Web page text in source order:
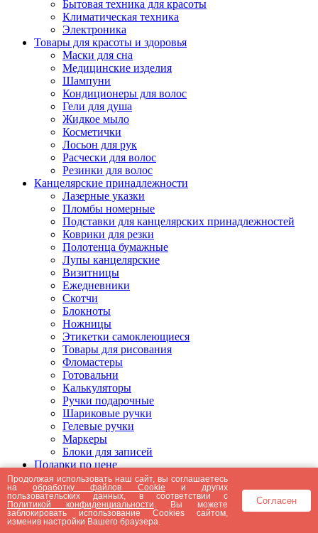
Бытовая техника для красоты
Климатическая техника
Электроника
Товары для красоты и здоровья
Маски для сна
Медицинские изделия
Шампуни
Кондиционеры для волос
Гели для душа
Жидкое мыло
Косметички
Лосьон для рук
Расчески для волос
Резинки для волос
Канцелярские принадлежности
Лазерные указки
Пломбы номерные
Подставки для канцелярских принадлежностей
Коврики для резки
Полотенца бумажные
Лупы канцелярские
Визитницы
Ежедневники
Скотчи
Блокноты
Ножницы
Этикетки самоклеющиеся
Товары для рисования
Фломастеры
Готовальни
Калькуляторы
Ручки подарочные
Шариковые ручки
Гелевые ручки
Маркеры
Блоки для записей
Подарки по цене
Подарки от 5000 рублей
Подарки до 5000 рублей
Подарки до 3000 рублей
Подарки до 2000 рублей
Подарки до 1000 рублей
Продолжая использовать наш сайт, вы соглашаетесь
наобработку файлов Cookie и других
пользовательских данных, в соответствии с
Политикой конфиденциальности . Вы можете
заблокировать использование Cookies сайтом,
изменив настройки Вашего браузера.
Согласен